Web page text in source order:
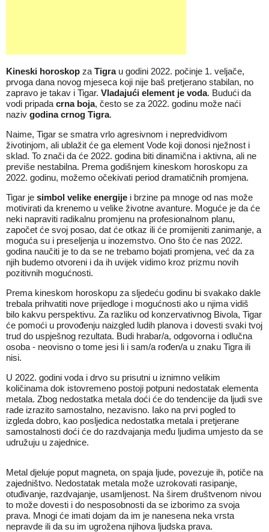
Kineski horoskop za Tigra u godini 2022. počinje 1. veljače,
prvoga dana novog mjeseca koji nije baš pretjerano stabilan, no
zapravo je takav i Tigar. Vladajući element je voda. Budući da
vodi pripada crna boja, često se za 2022. godinu može naći
naziv godina crnog Tigra.
Naime, Tigar se smatra vrlo agresivnom i nepredvidivom
životinjom, ali ublažit će ga element Vode koji donosi nježnost i
sklad. To znači da će 2022. godina biti dinamična i aktivna, ali ne
previše nestabilna. Prema godišnjem kineskom horoskopu za
2022. godinu, možemo očekivati period dramatičnih promjena.
Tigar je simbol velike energije i brzine pa mnoge od nas može
motivirati da krenemo u velike životne avanture. Moguće je da će
neki napraviti radikalnu promjenu na profesionalnom planu,
započet će svoj posao, dat će otkaz ili će promijeniti zanimanje, a
moguća su i preseljenja u inozemstvo. Ono što će nas 2022.
godina naučiti je to da se ne trebamo bojati promjena, već da za
njih budemo otvoreni i da ih uvijek vidimo kroz prizmu novih
pozitivnih mogućnosti.
Prema kineskom horoskopu za sljedeću godinu bi svakako dakle
trebala prihvatiti nove prijedloge i mogućnosti ako u njima vidiš
bilo kakvu perspektivu. Za razliku od konzervativnog Bivola, Tigar
će pomoći u provođenju naizgled ludih planova i dovesti svaki tvoj
trud do uspješnog rezultata. Budi hrabar/a, odgovorna i odlučna
osoba - neovisno o tome jesi li i sam/a rođen/a u znaku Tigra ili
nisi.
U 2022. godini voda i drvo su prisutni u iznimno velikim
količinama dok istovremeno postoji potpuni nedostatak elementa
metala. Zbog nedostatka metala doći će do tendencije da ljudi sve
rade izrazito samostalno, nezavisno. Iako na prvi pogled to
izgleda dobro, kao posljedica nedostatka metala i pretjerane
samostalnosti doći će do razdvajanja među ljudima umjesto da se
udružuju u zajednice.
Metal djeluje poput magneta, on spaja ljude, povezuje ih, potiče na
zajedništvo. Nedostatak metala može uzrokovati rasipanje,
otuđivanje, razdvajanje, usamljenost. Na širem društvenom nivou
to može dovesti i do nesposobnosti da se izborimo za svoja
prava. Mnogi će imati dojam da im je nanesena neka vrsta
nepravde ili da su im ugrožena njihova ljudska prava.